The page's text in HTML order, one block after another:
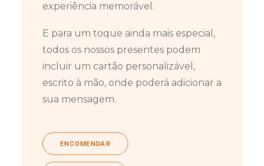
experiência memorável.
E para um toque ainda mais especial,
todos os nossos presentes podem
incluir um cartão personalizável,
escrito à mão, onde poderá adicionar a
sua mensagem.
ENCOMENDAR